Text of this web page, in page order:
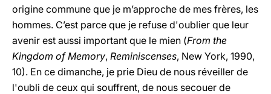
origine commune que je m’approche de mes frères, les
hommes. C’est parce que je refuse d'oublier que leur
avenir est aussi important que le mien (From the
Kingdom of Memory, Reminiscenses, New York, 1990,
10). En ce dimanche, je prie Dieu de nous réveiller de
l'oubli de ceux qui souffrent, de nous secouer de